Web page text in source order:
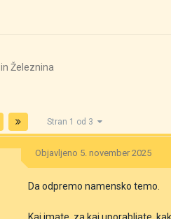
inŽeleznina
Stran 1 od 3
Objavljeno 5. november 2025
Da odpremo namensko temo.